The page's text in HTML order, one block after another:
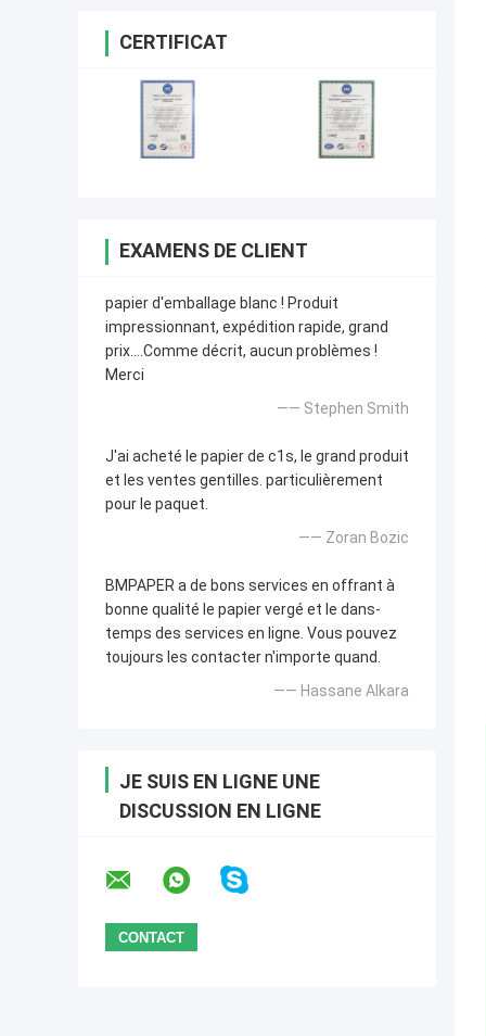
CERTIFICAT
EXAMENS DE CLIENT
papier d'emballage blanc ! Produit
impressionnant, expédition rapide, grand
prix….Comme décrit, aucun problèmes !
Merci
—— Stephen Smith
J'ai acheté le papier de c1s, le grand produit
et les ventes gentilles. particulièrement
pour le paquet.
—— Zoran Bozic
BMPAPER a de bons services en offrant à
bonne qualité le papier vergé et le dans-
temps des services en ligne. Vous pouvez
toujours les contacter n'importe quand.
—— Hassane Alkara
JE SUIS EN LIGNE UNE
DISCUSSION EN LIGNE